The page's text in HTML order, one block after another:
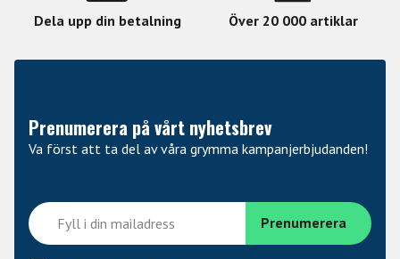
Dela upp din betalning Över 20 000 artiklar
Prenumerera på vårt nyhetsbrev
Va först att ta del av våra grymma kampanjerbjudanden!